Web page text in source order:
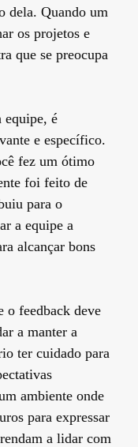
dela. Quando um
os projetos e
que se preocupa
equipe, é
e específico.
fez um ótimo
foi feito de
para o
a equipe a
alcançar bons
o feedback deve
a manter a
ter cuidado para
ambiente onde
para expressar
a lidar com